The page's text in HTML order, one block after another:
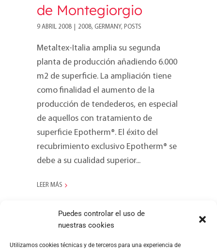
Puedes controlar el uso de
nuestras cookies
Utilizamos cookies técnicas y de terceros para una experiencia de
de Montegiorgio
9 ABRIL 2008 2008, GERMANY, POSTS
Metaltex-Italia amplia su segunda
planta de producción añadiendo 6.000
m2 de superficie. La ampliación tiene
como finalidad el aumento de la
producción de tendederos, en especial
de aquellos con tratamiento de
superficie Epotherm®. El éxito del
recubrimiento exclusivo Epotherm® se
debe a su cualidad superior...
LEER MÁS